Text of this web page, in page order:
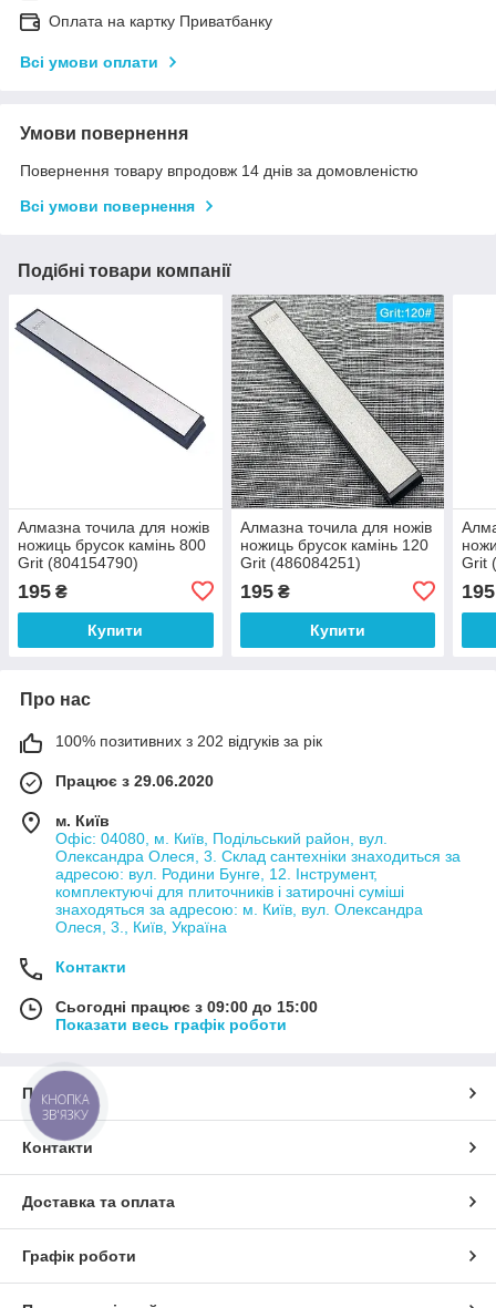
Оплата на картку Приватбанку
Всі умови оплати
Умови повернення
Повернення товару впродовж 14 днів за домовленістю
Всі умови повернення
Подібні товари компанії
Алмазна точила для ножів
ножиць брусок камінь 800
Grit (804154790)
195 ₴
Купити
Алмазна точила для ножів
ножиць брусок камінь 120
Grit (486084251)
195₴
Купити
Grit
195
Про нас
100% позитивних з 202 відгуків за рік
Працює з 29.06.2020
м. Київ
Офіс: 04080, м. Київ, Подільський район, вул.
Олександра Олеся, 3. Склад сантехніки знаходиться за
адресою: вул. Родини Бунге, 12. Інструмент,
комплектуючі для плиточників і затирочні суміші
знаходяться за адресою: м. Київ, вул. Олександра
Олеся, 3., Київ, Україна
Контакти
Сьогодні працює з 09:00 до 15:00
Показати весь графік роботи
Про нас
Контакти
Доставка та оплата
Графік роботи
КНОПКА
ЗВ'ЯЗКУ